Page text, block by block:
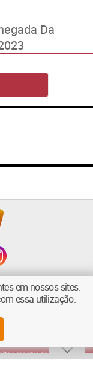
Da
reservados
em nossos sites.
essa utilização.